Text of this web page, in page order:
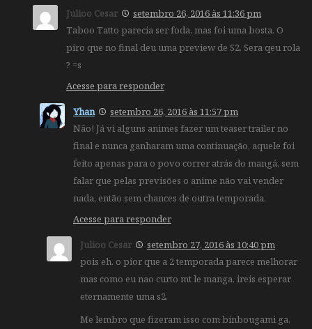
Julioo Cesar
setembro 26, 2016 às 11:36 pm
Taboo Tatto parecia ser foda, mas foi uma bosta. O
piro que no final deu uma preview de S2. Sera qeu rola
? =s
Acesse para responder
Yhan
setembro 26, 2016 às 11:57 pm
Não! Já vi alguns animes fazer um teaser trailer no
final e nunca ganharam uma continuação, aquele foi
feito apenas para o povo correr atrás do mangá, sem
falar que pelas previsões o anime não vai vender
nada, então sem chances de outra temporada.
Acesse para responder
Julioo Cesar
setembro 27, 2016 às 10:40 pm
pois eh. o pior que a 2 temporada parece melhorar
mas como eu nao curto mt le manga, ireis esperar
eternamente uma s2.
Me lembro que fizeram isso com binbougami ga,